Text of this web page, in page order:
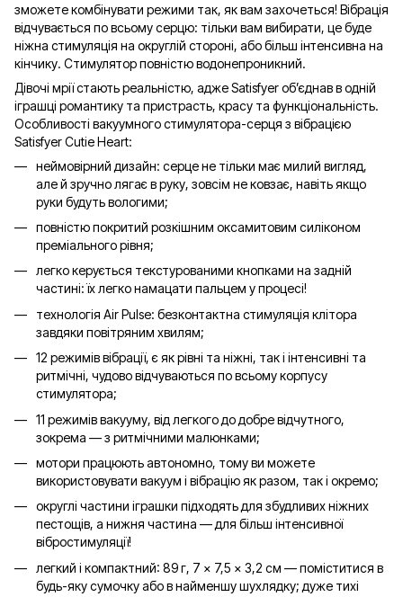
зможете комбінувати режими так, як вам захочеться! Вібрація
відчувається по всьому серцю: тільки вам вибирати, це буде
ніжна стимуляція на округлій стороні, або більш інтенсивна на
кінчику. Стимулятор повністю водонепроникний.
Дівочі мрії стають реальністю, адже Satisfyer об’єднав в одній
іграшці романтику та пристрасть, красу та функціональність.
Особливості вакуумного стимулятора-серця з вібрацією
Satisfyer Cutie Heart:
неймовірний дизайн: серце не тільки має милий вигляд,
але й зручно лягає в руку, зовсім не ковзає, навіть якщо
руки будуть вологими;
повністю покритий розкішним оксамитовим силіконом
преміального рівня;
легко керується текстурованими кнопками на задній
частині: їх легко намацати пальцем у процесі!
технологія Air Pulse: безконтактна стимуляція клітора
завдяки повітряним хвилям;
12 режимів вібрації, є як рівні та ніжні, так і інтенсивні та
ритмічні, чудово відчуваються по всьому корпусу
стимулятора;
11 режимів вакууму, від легкого до добре відчутного,
зокрема — з ритмічними малюнками;
мотори працюють автономно, тому ви можете
використовувати вакуум і вібрацію як разом, так і окремо;
округлі частини іграшки підходять для збудливих ніжних
пестощів, а нижня частина — для більш інтенсивної
вібростимуляції!
легкий і компактний: 89 г, 7 × 7,5 × 3,2 см — поміститися в
будь-яку сумочку або в найменшу шухлядку; дуже тихі